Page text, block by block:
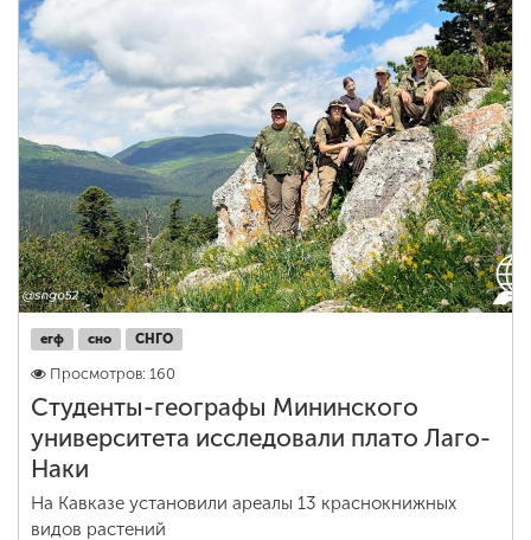
егф сно СНГО
Просмотров: 160
Студенты-географы Мининского
университета исследовали плато Лаго-
Наки
На Кавказе установили ареалы 13 краснокнижных
видов растений